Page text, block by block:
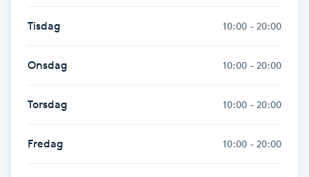
Fotvård
Fransar
Fransborttagning
Fransfärgning
Tisdag 10:00 - 20:00
Onsdag 10:00 - 20:00
Torsdag 10:00 - 20:00
Fredag 10:00 - 20:00